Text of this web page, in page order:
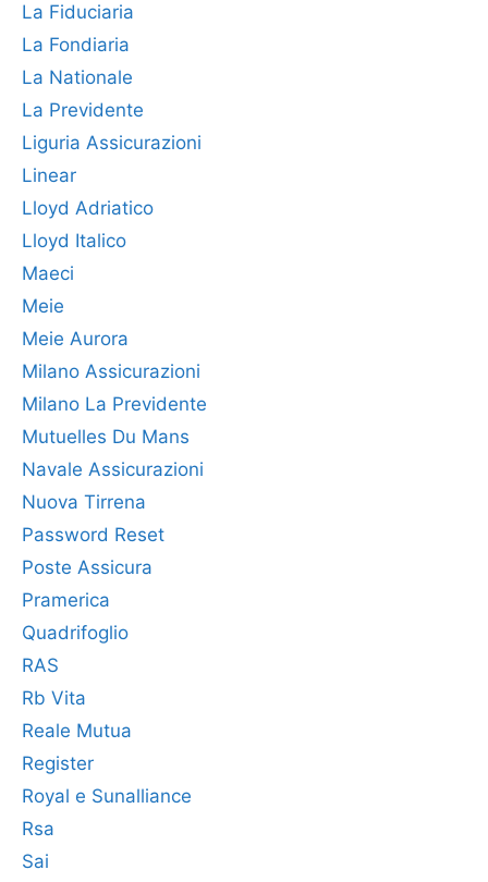
La Fiduciaria
La Fondiaria
La Nationale
La Previdente
Liguria Assicurazioni
Linear
Lloyd Adriatico
Lloyd Italico
Maeci
Meie
Meie Aurora
Milano Assicurazioni
Milano La Previdente
Mutuelles Du Mans
Navale Assicurazioni
Nuova Tirrena
Password Reset
Poste Assicura
Pramerica
Quadrifoglio
RAS
Rb Vita
Reale Mutua
Register
Royal e Sunalliance
Rsa
Sai